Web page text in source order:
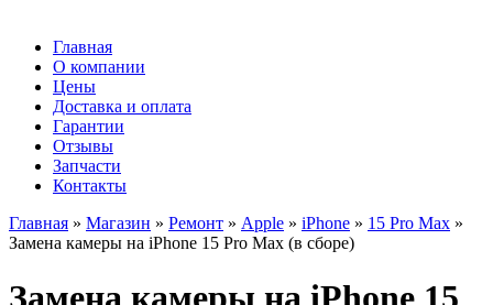
Главная
О компании
Цены
Доставка и оплата
Гарантии
Отзывы
Запчасти
Контакты
Главная » Магазин » Ремонт » Apple » iPhone » 15 Pro Max »
Замена камеры на iPhone 15 Pro Max (в сборе)
Замена камеры на iPhone 15